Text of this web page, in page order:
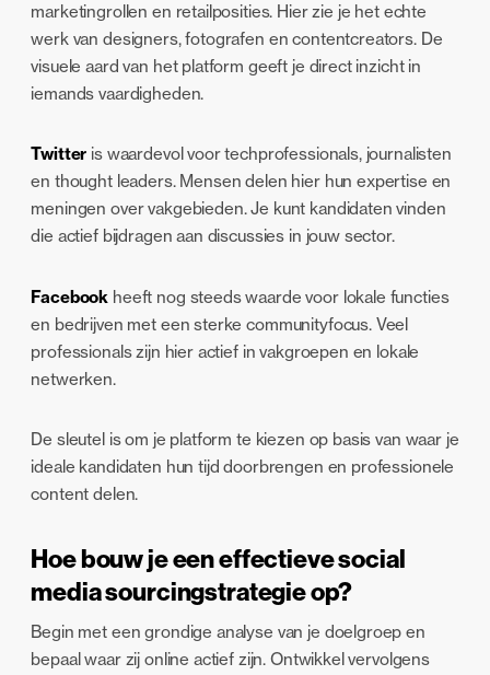
marketingrollen en retailposities. Hier zie je het echte
werk van designers, fotografen en contentcreators. De
visuele aard van het platform geeft je direct inzicht in
iemands vaardigheden.
Twitter is waardevol voor techprofessionals, journalisten
en thought leaders. Mensen delen hier hun expertise en
meningen over vakgebieden. Je kunt kandidaten vinden
die actief bijdragen aan discussies in jouw sector.
Facebook heeft nog steeds waarde voor lokale functies
en bedrijven met een sterke communityfocus. Veel
professionals zijn hier actief in vakgroepen en lokale
netwerken.
De sleutel is om je platform te kiezen op basis van waar je
ideale kandidaten hun tijd doorbrengen en professionele
content delen.
Hoe bouw je een effectieve social
media sourcingstrategie op?
Begin met een grondige analyse van je doelgroep en
bepaal waar zij online actief zijn. Ontwikkel vervolgens